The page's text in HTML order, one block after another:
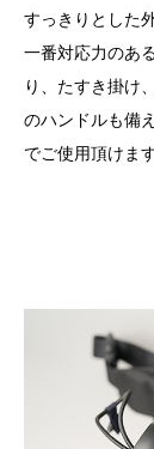
すっきりとした
一番対応力のあ
り、たすき掛け
のハンドルも備
でご使用頂けま